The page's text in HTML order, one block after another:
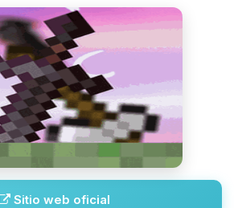
Sitio web oficial